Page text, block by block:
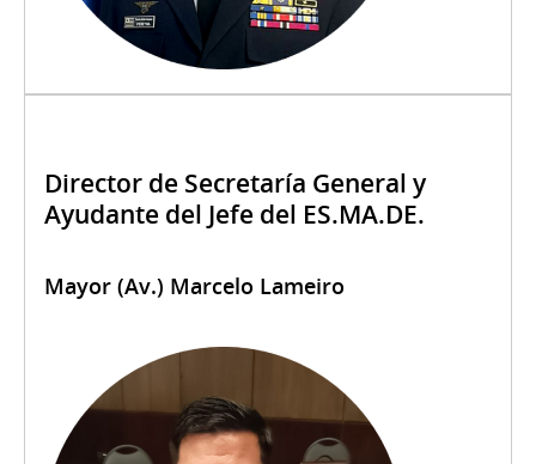
Director de Secretaría General y
Ayudante del Jefe del ES.MA.DE.
Mayor (Av.) Marcelo Lameiro